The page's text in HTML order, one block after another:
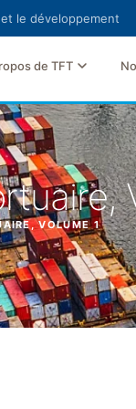
le développement
de TFT
VOLUME 1